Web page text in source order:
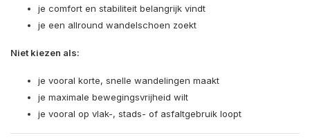
je comfort en stabiliteit belangrijk vindt
je een allround wandelschoen zoekt
Niet kiezen als:
je vooral korte, snelle wandelingen maakt
je maximale bewegingsvrijheid wilt
je vooral op vlak-, stads- of asfaltgebruik loopt